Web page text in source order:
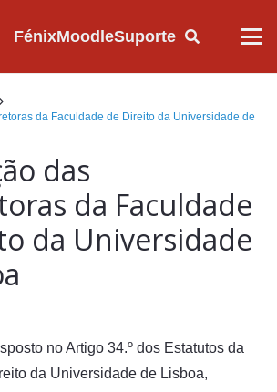
FénixMoodleSuporte
da Faculdade de Direito da Universidade de
das
da Faculdade
da Universidade
no Artigo 34.º dos Estatutos da
da Universidade de Lisboa,